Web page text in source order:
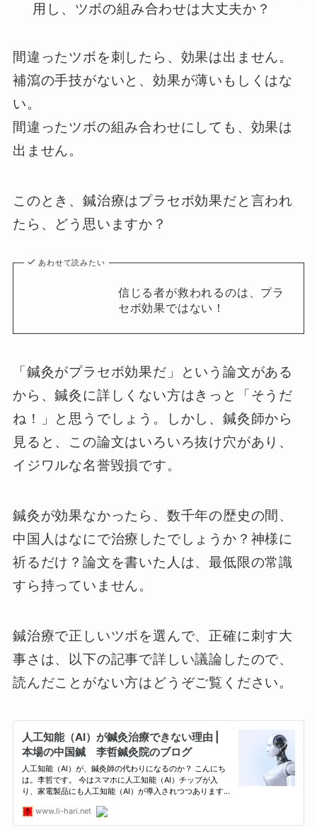
用し、ツボの組み合わせは大丈夫か？
間違ったツボを刺したら、効果は出ません。
補瀉の手技がないと、効果が薄いもしくはな
い。
間違ったツボの組み合わせにしても、効果は
出ません。
このとき、鍼治療はプラセボ効果だと言われ
たら、どう思いますか？
あわせて読みたい
信じる者が救われるのは、プラ
セボ効果ではない！
「鍼灸がプラセボ効果だ」という論文がある
から、鍼灸に詳しくない方はきっと「そうだ
ね！」と思うでしょう。しかし、鍼灸師から
見ると、この論文はいろいろ抜け穴があり、
イジワルな名誉毀損です。
鍼灸が効果なかったら、数千年の歴史の間、
中国人はなにで治療したでしょうか？神様に
祈るだけ？論文を書いた人は、最低限の常識
すら持っていません。
鍼治療で正しいツボを選んで、正確に刺す大
事さは、以下の記事で詳しい議論したので、
読んだことがない方はどうぞご覧ください。